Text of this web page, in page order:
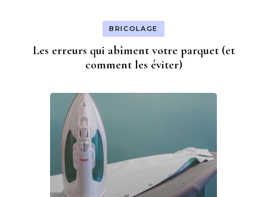
BRICOLAGE
Les erreurs qui abîment votre parquet (et
comment les éviter)